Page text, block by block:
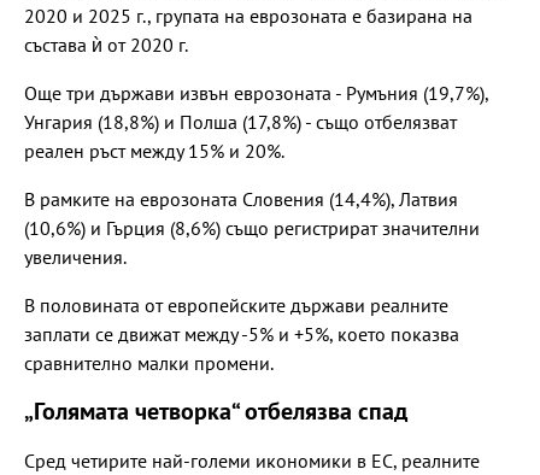
2020 и 2025 г., групата на еврозоната е базирана на
състава ѝ от 2020 г.
Още три държави извън еврозоната - Румъния (19,7%),
Унгария (18,8%) и Полша (17,8%) - също отбелязват
реален ръст между 15% и 20%.
В рамките на еврозоната Словения (14,4%), Латвия
(10,6%) и Гърция (8,6%) също регистрират значителни
увеличения.
В половината от европейските държави реалните
заплати се движат между -5% и +5%, което показва
сравнително малки промени.
„Голямата четворка“ отбелязва спад
Сред четирите най-големи икономики в ЕС, реалните